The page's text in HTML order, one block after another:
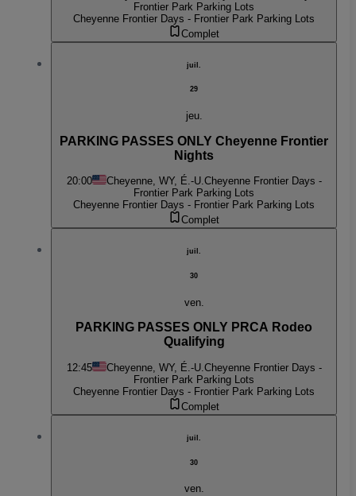
Frontier Park Parking Lots
Cheyenne Frontier Days - Frontier Park Parking Lots
Complet
juil.
29
jeu.
PARKING PASSES ONLY Cheyenne Frontier
Nights
20:00 Cheyenne, WY, É.-U.Cheyenne Frontier Days -
Frontier Park Parking Lots
Cheyenne Frontier Days - Frontier Park Parking Lots
Complet
juil.
30
ven.
PARKING PASSES ONLY PRCA Rodeo
Qualifying
12:45 Cheyenne, WY, É.-U. Cheyenne Frontier Days -
Frontier Park Parking Lots
Cheyenne Frontier Days - Frontier Park Parking Lots
Complet
juil.
30
ven.